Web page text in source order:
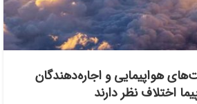
هواپیمایی و اجاره‌دهندگان
اختلاف نظر دارند